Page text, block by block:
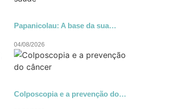
Papanicolau: A base da sua…
04/08/2026
Colposcopia e a prevenção do…